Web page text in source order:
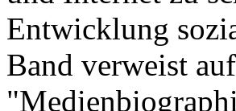
Entwicklung
Band verweist